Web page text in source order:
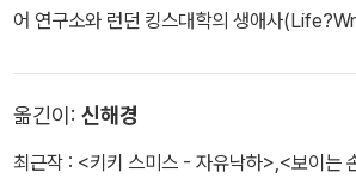
어 연구소와 런던 킹스대학의 생애사
먼』 『아폴로』 『화이트 리뷰』 『베리어스 스몰
리와 영국문화원 등에서 출판한 책에 수록되
옮긴이: 신해경
최근작 : <키키 스미스 - 자유낙하> <보이는